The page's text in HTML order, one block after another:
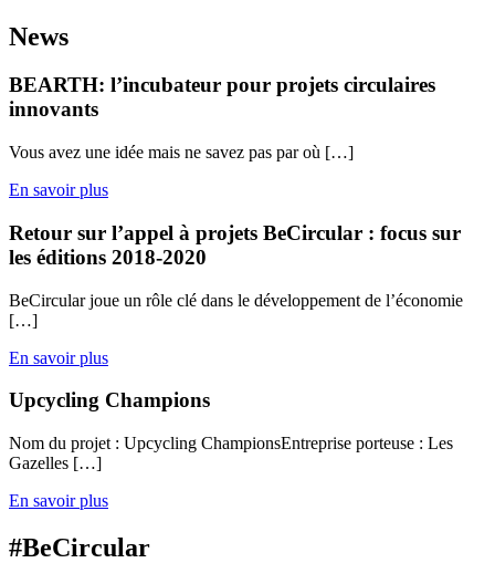
News
BEARTH: l’incubateur pour projets circulaires
innovants
Vous avez une idée mais ne savez pas par où […]
En savoir plus
Retour sur l’appel à projets BeCircular : focus sur
les éditions 2018-2020
BeCircular joue un rôle clé dans le développement de l’économie
[…]
En savoir plus
Upcycling Champions
Nom du projet : Upcycling ChampionsEntreprise porteuse : Les
Gazelles […]
En savoir plus
#BeCircular